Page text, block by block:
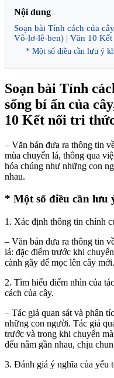
Nội dung
Soạn bài Tính cách của
Vô-lơ-lê-ben) | Văn 10
* Một số điều cần lưu ý
Soạn bài Tính
sống bí ẩn của
10 Kết nối tri
– Văn bản đưa ra thông tin
mùa chuyển lá, thông qua
hóa chúng như những con
nhau.
* Một số điều cần lưu
1. Xác định thông tin chính
– Văn bản đưa ra thông tin
lá: đặc điểm trước khi
cành gãy để mọc lên cây mới.
2. Tìm hiểu điểm nhìn của
cách của cây.
– Tác giả quan sát và phân
những con người. Tác giả
trước và trong khi chuyển
đểu nằm gần nhau, chịu
3. Đánh giá ý nghĩa của yếu